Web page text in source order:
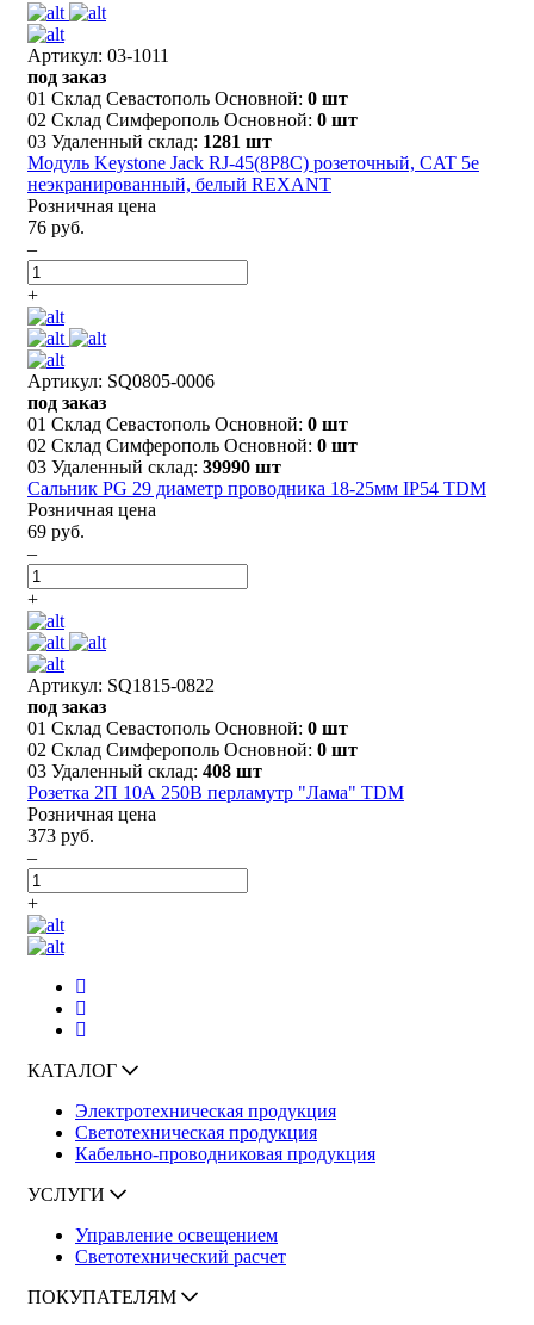
Артикул: 03-1011
под заказ
01 Склад Севастополь Основной: 0 шт
02 Склад Симферополь Основной: 0 шт
03 Удаленный склад: 1281 шт
Модуль Keystone Jack RJ-45(8P8C) розеточный, CAT 5e
неэкранированный, белый REXANT
Розничная цена
76 руб.
–
+
Артикул: SQ0805-0006
под заказ
01 Склад Севастополь Основной: 0 шт
02 Склад Симферополь Основной: 0 шт
03 Удаленный склад: 39990 шт
Сальник PG 29 диаметр проводника 18-25мм IP54 TDM
Розничная цена
69 руб.
–
+
Артикул: SQ1815-0822
под заказ
01 Склад Севастополь Основной: 0 шт
02 Склад Симферополь Основной: 0 шт
03 Удаленный склад: 408 шт
Розетка 2П 10А 250В перламутр "Лама" TDM
Розничная цена
373 руб.
–
+
КАТАЛОГ
Электротехническая продукция
Светотехническая продукция
Кабельно-проводниковая продукция
УСЛУГИ
Управление освещением
Светотехнический расчет
ПОКУПАТЕЛЯМ